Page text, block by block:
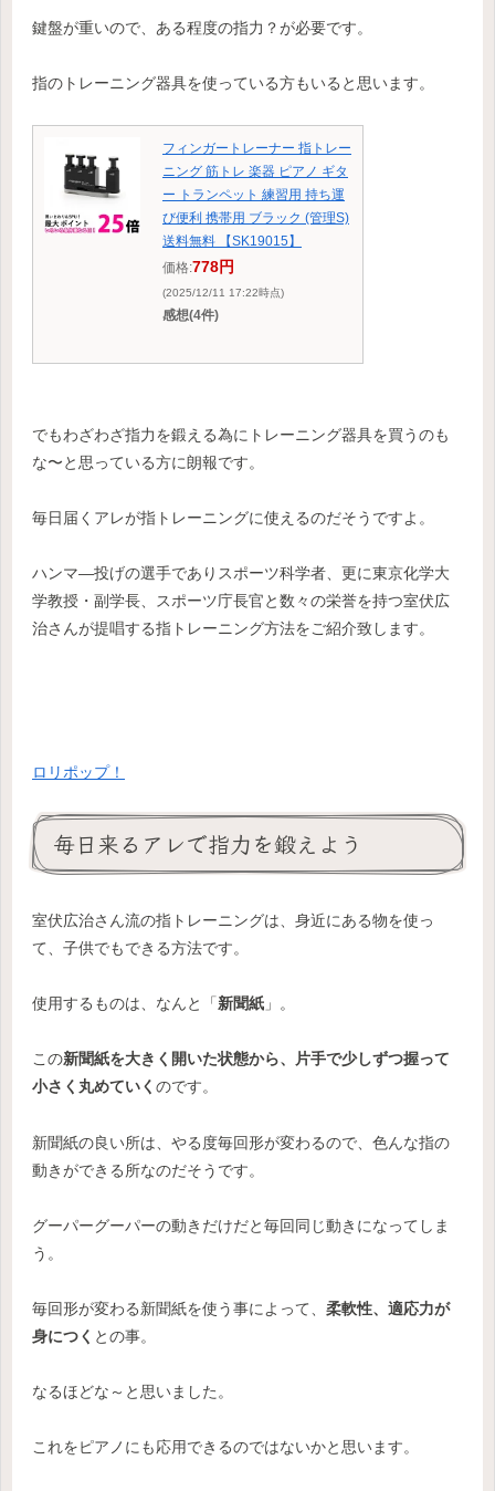
鍵盤が重いので、ある程度の指力？が必要です。
指のトレーニング器具を使っている方もいると思います。
フィンガートレーナー 指トレー
ニング 筋トレ 楽器 ピアノ ギタ
ー トランペット 練習用 持ち運
び便利 携帯用 ブラック (管理S)
送料無料 【SK19015】
価格:778円
(2025/12/11 17:22時点)
感想(4件)
でもわざわざ指力を鍛える為にトレーニング器具を買うのも
な〜と思っている方に朗報です。
毎日届くアレが指トレーニングに使えるのだそうですよ。
ハンマ―投げの選手でありスポーツ科学者、更に東京化学大
学教授・副学長、スポーツ庁長官と数々の栄誉を持つ室伏広
治さんが提唱する指トレーニング方法をご紹介致します。
ロリポップ！
毎日来るアレで指力を鍛えよう
室伏広治さん流の指トレーニングは、身近にある物を使っ
て、子供でもできる方法です。
使用するものは、なんと「新聞紙 」。
この新聞紙を大きく開いた状態から、片手で少しずつ握って
小さく丸めていく のです。
新聞紙の良い所は、やる度毎回形が変わるので、色んな指の
動きができる所なのだそうです。
グーパーグーパーの動きだけだと毎回同じ動きになってしま
う。
毎回形が変わる新聞紙を使う事によって、 柔軟性、適応力が
身につく との事。
なるほどな～と思いました。
これをピアノにも応用できるのではないかと思います。